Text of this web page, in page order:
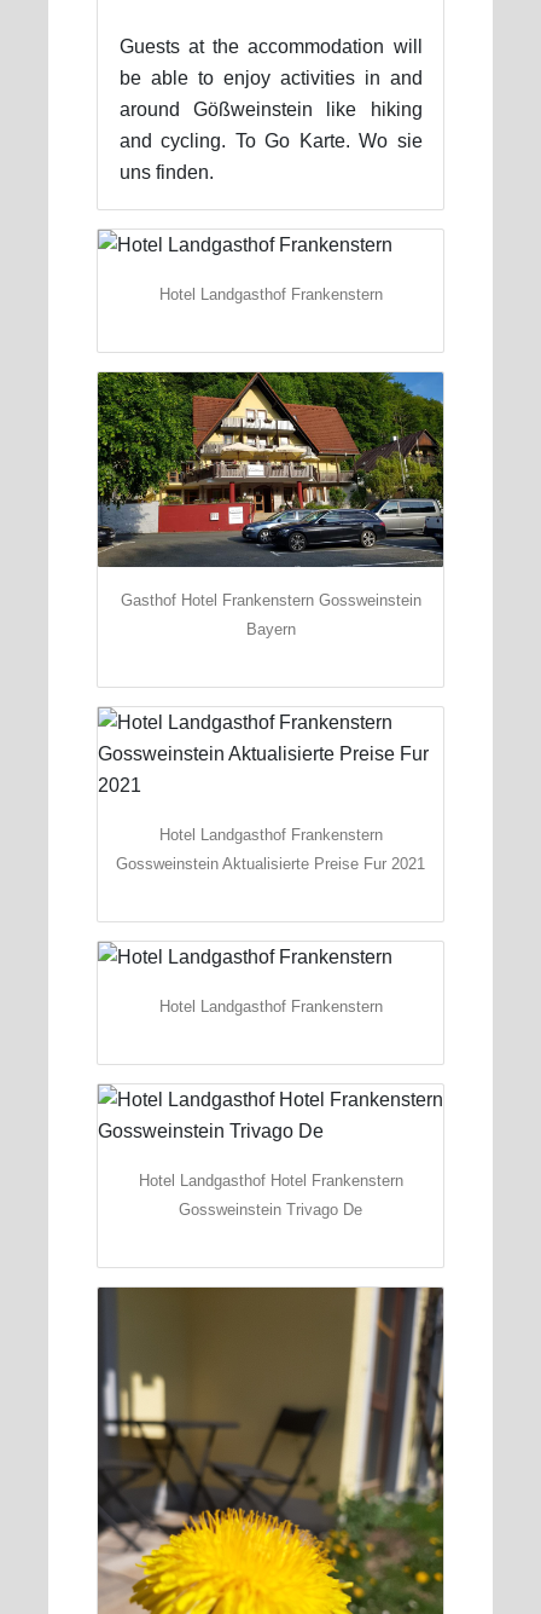
Guests at the accommodation will
be able to enjoy activities in and
around Gößweinstein like hiking
and cycling. To Go Karte. Wo sie
uns finden.
Hotel Landgasthof Frankenstern
Gasthof Hotel Frankenstern Gossweinstein
Bayern
Hotel Landgasthof Frankenstern
Gossweinstein Aktualisierte Preise Fur 2021
Hotel Landgasthof Frankenstern
Hotel Landgasthof Hotel Frankenstern
Gossweinstein Trivago De